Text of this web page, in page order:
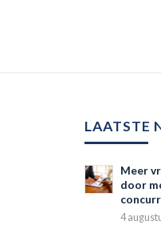
LAATSTE
Meer
door
4